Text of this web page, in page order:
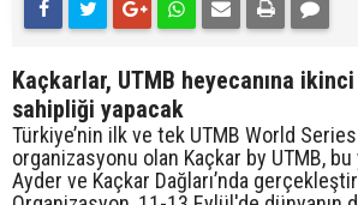
Kaçkarlar, UTMB heyecanına
sahipliği yapacak
Türkiye’nin ilk ve tek UTMB World Series
organizasyonu olan Kaçkar by UTMB, bu
Ayder ve Kaçkar Dağları’nda